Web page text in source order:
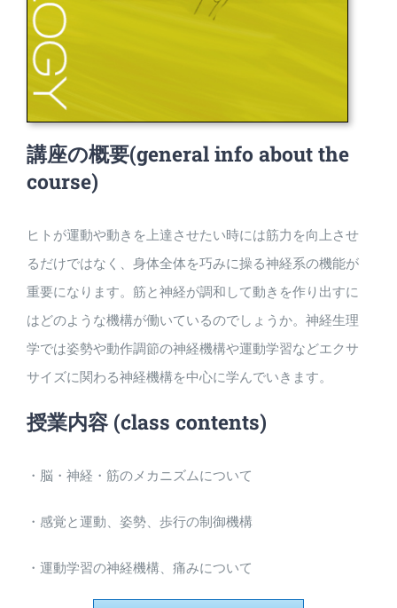
講座の概要(general info about the
course)
ヒトが運動や動きを上達させたい時には筋力を向上させ
るだけではなく、身体全体を巧みに操る神経系の機能が
重要になります。筋と神経が調和して動きを作り出すに
はどのような機構が働いているのでしょうか。神経生理
学では姿勢や動作調節の神経機構や運動学習などエクサ
サイズに関わる神経機構を中心に学んでいきます。
授業内容(class contents)
・脳・神経・筋のメカニズムについて
・感覚と運動、姿勢、歩行の制御機構
・運動学習の神経機構、痛みについて